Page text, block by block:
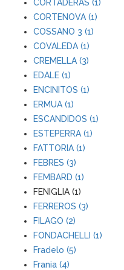
CORTADERAS (1)
CORTENOVA (1)
COSSANO 3 (1)
COVALEDA (1)
CREMELLA (3)
EDALE (1)
ENCINITOS (1)
ERMUA (1)
ESCANDIDOS (1)
ESTEPERRA (1)
FATTORIA (1)
FEBRES (3)
FEMBARD (1)
FENIGLIA (1)
FERREROS (3)
FILAGO (2)
FONDACHELLI (1)
Fradelo (5)
Frania (4)